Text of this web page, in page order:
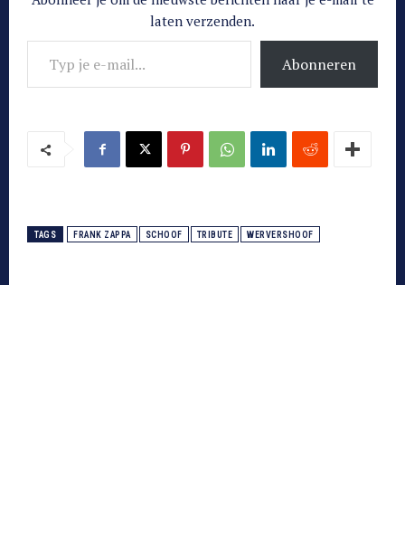
laten verzenden.
Typ je e-mail...
Abonneren
TAGS FRANK ZAPPA SCHOOF TRIBUTE WERVERSHOOF